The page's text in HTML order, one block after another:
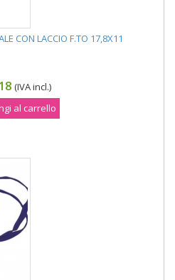
CON LACCIO F.TO 17,8X11
(IVA incl.)
al carrello